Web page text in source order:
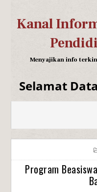
Kanal
Menyajikan info
Selamat
Program